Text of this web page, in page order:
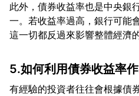
此外，債券收益率也是中央銀
一。若收益率過高，銀行可能
5.如何利用債券收益率
有經驗的投資者往往會根據債